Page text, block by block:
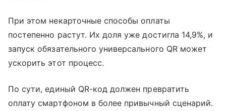
При этом некарточные способы оплаты
постепенно растут. Их доля уже достигла 14,9%, и
запуск обязательного универсального QR может
ускорить этот процесс.
По сути, единый QR-код должен превратить
оплату смартфоном в более привычный сценарий.